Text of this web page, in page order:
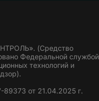
(Средство
Федеральной службой
технологий и
от 21.04.2025 г.